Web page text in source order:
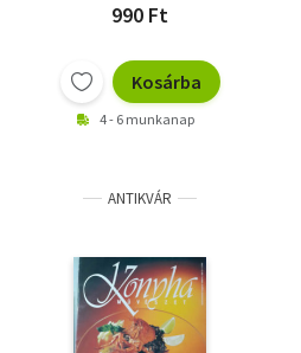
990 Ft
Kosárba
4 - 6 munkanap
ANTIKVÁR